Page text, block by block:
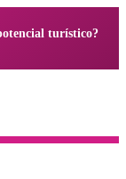
turístico?